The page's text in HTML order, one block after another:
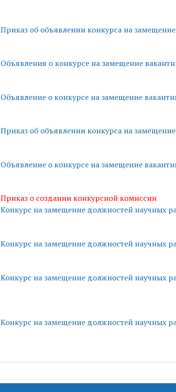
Приказ об объявлении конкурса на
Объявления о конкурсе на замещение
Объявление о конкурсе на замещение
Приказ об объявлении конкурса на
Объявление о конкурсе на замещение
Приказ о создании конкурсной комиссии
Конкурс на замещение должностей научных
Конкурс на замещение должностей научных
Конкурс на замещение должностей научных
Конкурс на замещение должностей